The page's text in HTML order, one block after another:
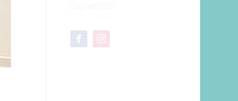
facebookinstagram